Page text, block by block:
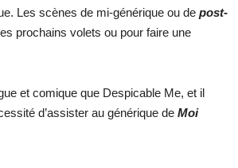
Les scènes de mi-générique ou de post-
prochains volets ou pour faire une
et comique que Despicable Me, et il
d’assister au générique de Moi